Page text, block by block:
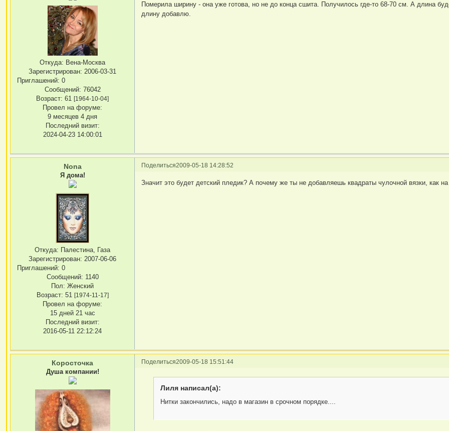
Откуда: Вена-Москва
Зарегистрирован: 2006-03-31
Приглашений: 0
Сообщений: 76042
Возраст: 61[1964-10-04]
Провел на форуме:
9 месяцев 4 дня
Последний визит:
2024-04-23 14:00:01
Померила ширину - она уже готова, но не до конца сшита. Получилось где-то 68-70 см. А длина
длину добавлю.
Поделиться2009-05-18 14:28:52
Nona
Я дома!
Откуда: Палестина, Газа
Зарегистрирован: 2007-06-06
Приглашений: 0
Сообщений: 1140
Пол: Женский
Возраст: 51 [1974-11-17]
Провел на форуме:
15 дней 21 час
Последний визит:
2016-05-11 22:12:24
Значит это будет детский пледик? А почему же ты не добавляешь квадраты чулочной вязки, как
Поделиться2009-05-18 15:51:44
Коросточка
Душа компании!
Лиля написал(а):
Нитки закончились, надо в магазин в срочном порядке....